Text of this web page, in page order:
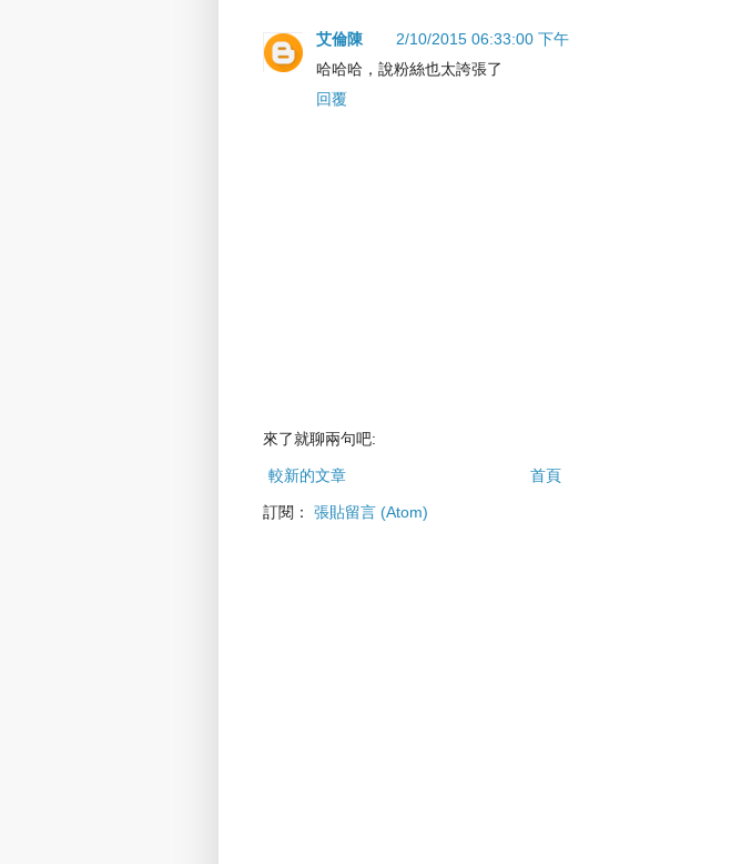
艾倫陳
2/10/2015 06:33:00 下午
哈哈哈，說粉絲也太誇張了
回覆
來了就聊兩句吧:
較新的文章 首頁
訂閱： 張貼留言 (Atom)